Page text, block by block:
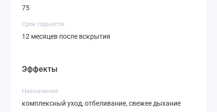
75
Срок годности
12 месяцев после вскрытия
Эффекты
Назначение
комплексный уход, отбеливание, свежее дыхание